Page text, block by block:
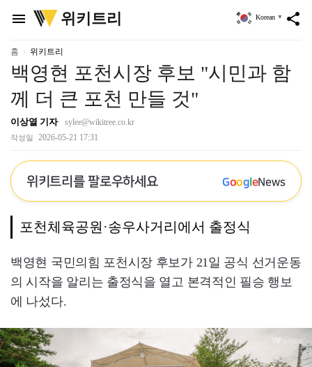
menu
위
키
리
위키트리 share
Korean ▼
홈 위키트리
백영현 포천시장 후보 "시민과 함
께 더 큰 포천 만들 것"
이상열 기자 sylee@wikitree.co.kr
작성일 2026-05-21 17:31
위키트리를 팔로우하세요 GoogleNews
포천체육공원·송우사거리에서 출정식
백영현 국민의힘 포천시장 후보가 21일 공식 선거운동
의 시작을 알리는 출정식을 열고 본격적인 필승 행보
에 나섰다.